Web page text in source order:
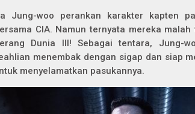
Jung-woo perankan karakter kapten
CIA. Namun ternyata mereka
Dunia III! Sebagai tentara, Jung-
menembak dengan sigap dan siap
menyelamatkan pasukannya.